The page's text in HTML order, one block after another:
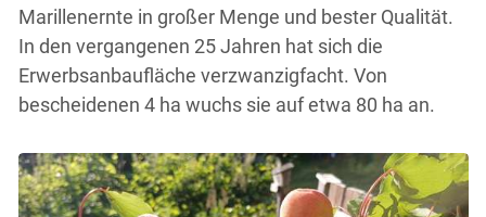
Marillenernte in großer Menge und bester Qualität.
In den vergangenen 25 Jahren hat sich die
Erwerbsanbaufläche verzwanzigfacht. Von
bescheidenen 4 ha wuchs sie auf etwa 80 ha an.